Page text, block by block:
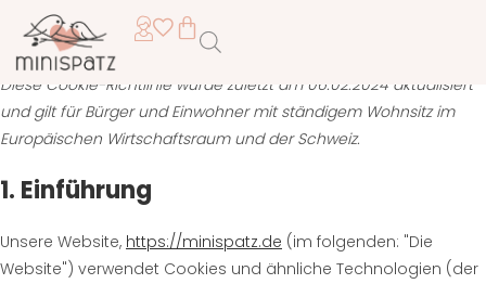
Diese Cookie-Richtlinie wurde zuletzt am 06.02.2024 aktualisiert
und gilt für Bürger und Einwohner mit ständigem Wohnsitz im
Europäischen Wirtschaftsraum und der Schweiz.
1. Einführung
Unsere Website, https://minispatz.de (im folgenden: "Die
Website") verwendet Cookies und ähnliche Technologien (der